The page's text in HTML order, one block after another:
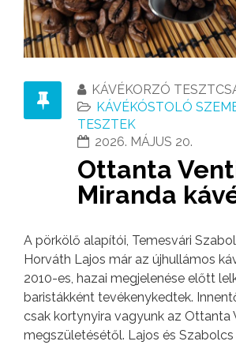
KÁVÉKORZÓ
KÁVÉKÓSTOLÓ
TESZTEK
2026. MÁJUS 20.
Ottanta
Miranda
A pörkölő alapítói, Temesvári
Horváth Lajos már az újhullámos
2010-es, hazai megjelenése előtt
baristákként tevékenykedtek.
csak kortynyira vagyunk az Ottanta
megszületésétől. Lajos és